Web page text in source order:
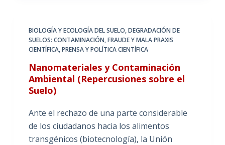
BIOLOGÍA Y ECOLOGÍA DEL SUELO,DEGRADACIÓN DE
SUELOS: CONTAMINACIÓN,FRAUDE Y MALA PRAXIS
CIENTÍFICA,PRENSA Y POLÍTICA CIENTÍFICA
Nanomateriales y Contaminación
Ambiental (Repercusiones sobre el
Suelo)
Ante el rechazo de una parte considerable
de los ciudadanos hacia los alimentos
transgénicos (biotecnología), la Unión